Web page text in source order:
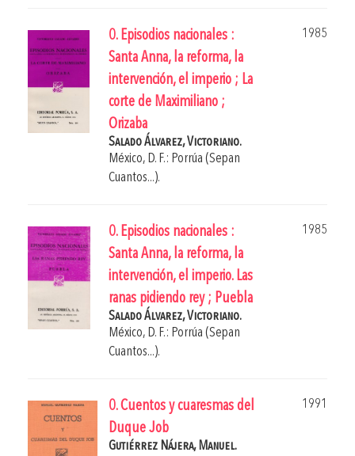
0. Episodios nacionales :
Santa Anna, la reforma, la
intervención, el imperio ; La
corte de Maximiliano ;
Orizaba
1985
Salado Álvarez, Victoriano.
México, D. F.: Porrúa (Sepan
Cuantos...).
0. Episodios nacionales :
Santa Anna, la reforma, la
intervención, el imperio. Las
ranas pidiendo rey ; Puebla
1985
Salado Álvarez, Victoriano.
México, D. F.: Porrúa (Sepan
Cuantos...).
0. Cuentos y cuaresmas del
Duque Job
1991
Gutiérrez Nájera, Manuel.